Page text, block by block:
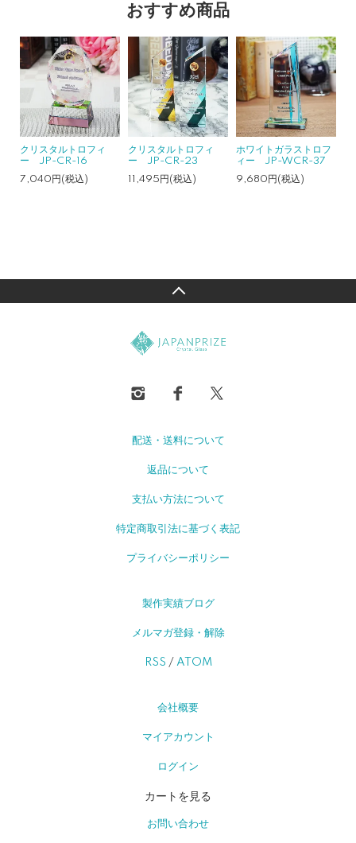
おすすめ商品
クリスタルトロフィ
ー JP-CR-16
7,040円(税込)
クリスタルトロフィ
ー JP-CR-23
11,495円(税込)
ホワイトガラストロフ
ィー JP-WCR-37
9,680円(税込)
配送・送料について
返品について
支払い方法について
特定商取引法に基づく表記
プライバシーポリシー
製作実績ブログ
メルマガ登録・解除
RSS / ATOM
会社概要
マイアカウント
ログイン
カートを見る
お問い合わせ